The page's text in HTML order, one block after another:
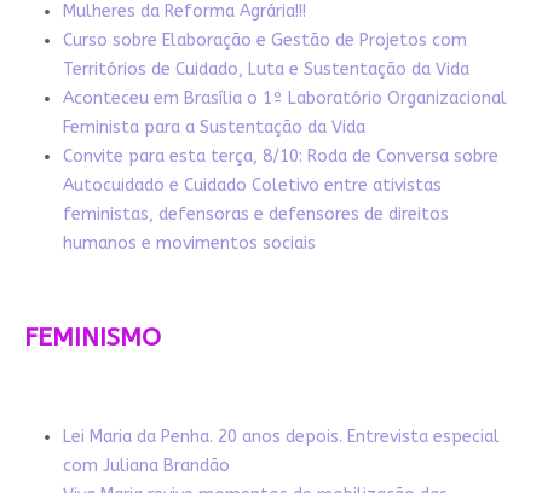
Mulheres da Reforma Agrária!!!
Curso sobre Elaboração e Gestão de Projetos com
Territórios de Cuidado, Luta e Sustentação da Vida
Aconteceu em Brasília o 1º Laboratório Organizacional
Feminista para a Sustentação da Vida
Convite para esta terça, 8/10: Roda de Conversa sobre
Autocuidado e Cuidado Coletivo entre ativistas
feministas, defensoras e defensores de direitos
humanos e movimentos sociais
FEMINISMO
Lei Maria da Penha. 20 anos depois. Entrevista especial
com Juliana Brandão